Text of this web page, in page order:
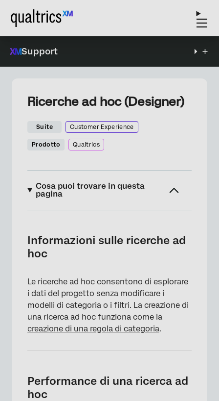
Support
Ricerche ad hoc (Designer)
Suite Customer Experience
Prodotto Qualtrics
Cosa puoi trovare in questa
pagina
Performance di una ricerca ad hoc
Anteprima delle ricerche
Tipi di ricerca
Informazioni sulle ricerche ad
hoc
Le ricerche ad hoc consentono di esplorare
i dati del progetto senza modificare i
modelli di categoria o i filtri. La creazione di
una ricerca ad hoc funziona come la
creazione di una regola di categoria.
Performance di una ricerca ad
hoc